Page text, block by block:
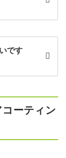
です
ーティン